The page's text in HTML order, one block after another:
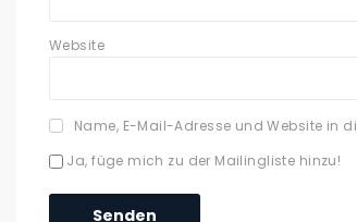
Website
Name, E-Mail-Adresse und Website in
Ja, füge mich zu der Mailingliste hinzu!